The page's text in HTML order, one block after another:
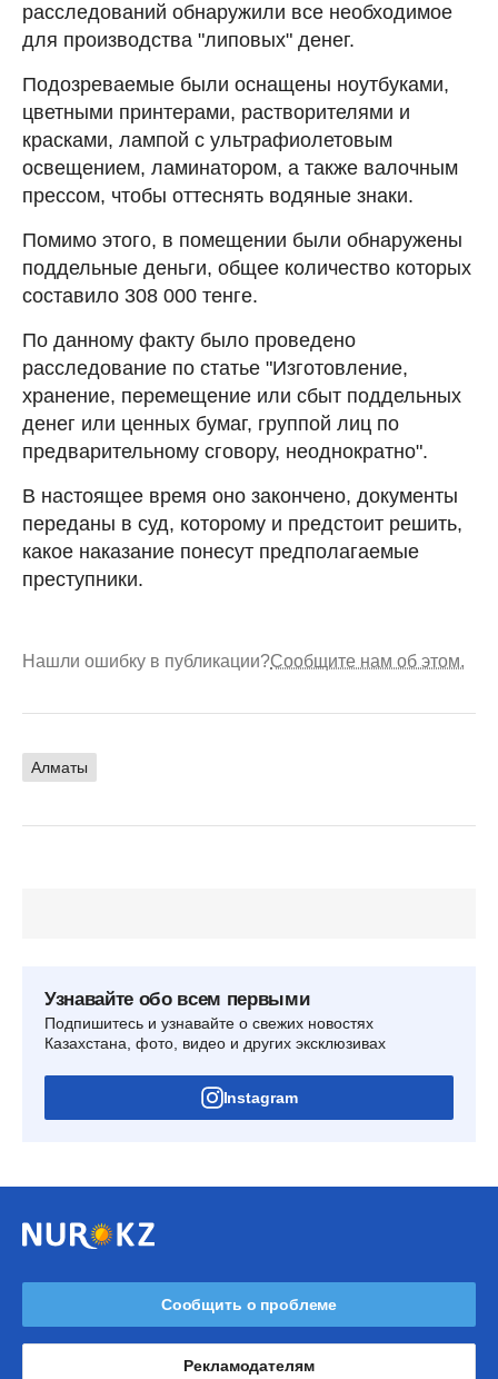
расследований обнаружили все необходимое
для производства "липовых" денег.
Подозреваемые были оснащены ноутбуками,
цветными принтерами, растворителями и
красками, лампой с ультрафиолетовым
освещением, ламинатором, а также валочным
прессом, чтобы оттеснять водяные знаки.
Помимо этого, в помещении были обнаружены
поддельные деньги, общее количество которых
составило 308 000 тенге.
По данному факту было проведено
расследование по статье "Изготовление,
хранение, перемещение или сбыт поддельных
денег или ценных бумаг, группой лиц по
предварительному сговору, неоднократно".
В настоящее время оно закончено, документы
переданы в суд, которому и предстоит решить,
какое наказание понесут предполагаемые
преступники.
Нашли ошибку в публикации?Сообщите нам об этом.
Алматы
Узнавайте обо всем первыми
Подпишитесь и узнавайте о свежих новостях
Казахстана, фото, видео и других эксклюзивах
Instagram
Сообщить о проблеме
Рекламодателям